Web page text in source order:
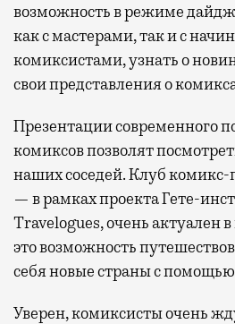
возможность в режиме
как с мастерами, так и с
комиксистами, узнать о
свои представления о
Презентации современного
комиксов позволят
наших соседей. Клуб
— в рамках проекта Гете-
Travelogues, очень актуален
это возможность
себя новые страны с
Уверен, комиксисты очень